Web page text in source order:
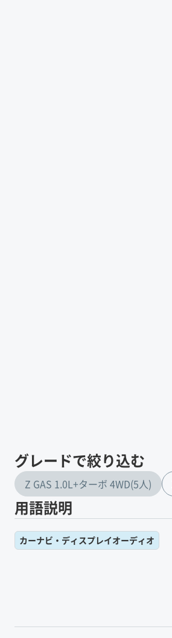
グレードで絞り込む
Z GAS 1.0L+ターボ 4WD(5人)
用語説明
カーナビ・ディスプレイオーディオ